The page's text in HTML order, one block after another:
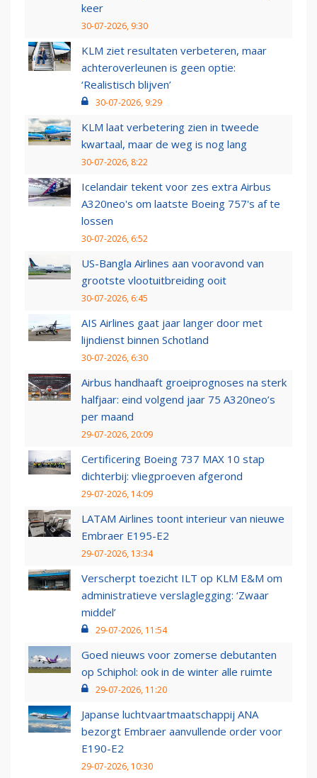
keer
30-07-2026, 9:30
KLM ziet resultaten verbeteren, maar
achteroverleunen is geen optie:
‘Realistisch blijven’
30-07-2026, 9:29
KLM laat verbetering zien in tweede
kwartaal, maar de weg is nog lang
30-07-2026, 8:22
Icelandair tekent voor zes extra Airbus
A320neo's om laatste Boeing 757's af te
lossen
30-07-2026, 6:52
US-Bangla Airlines aan vooravond van
grootste vlootuitbreiding ooit
30-07-2026, 6:45
AIS Airlines gaat jaar langer door met
lijndienst binnen Schotland
30-07-2026, 6:30
Airbus handhaaft groeiprognoses na sterk
halfjaar: eind volgend jaar 75 A320neo’s
per maand
29-07-2026, 20:09
Certificering Boeing 737 MAX 10 stap
dichterbij: vliegproeven afgerond
29-07-2026, 14:09
LATAM Airlines toont interieur van nieuwe
Embraer E195-E2
29-07-2026, 13:34
Verscherpt toezicht ILT op KLM E&M om
administratieve verslaglegging: ‘Zwaar
middel’
29-07-2026, 11:54
Goed nieuws voor zomerse debutanten
op Schiphol: ook in de winter alle ruimte
29-07-2026, 11:20
Japanse luchtvaartmaatschappij ANA
bezorgt Embraer aanvullende order voor
E190-E2
29-07-2026, 10:30